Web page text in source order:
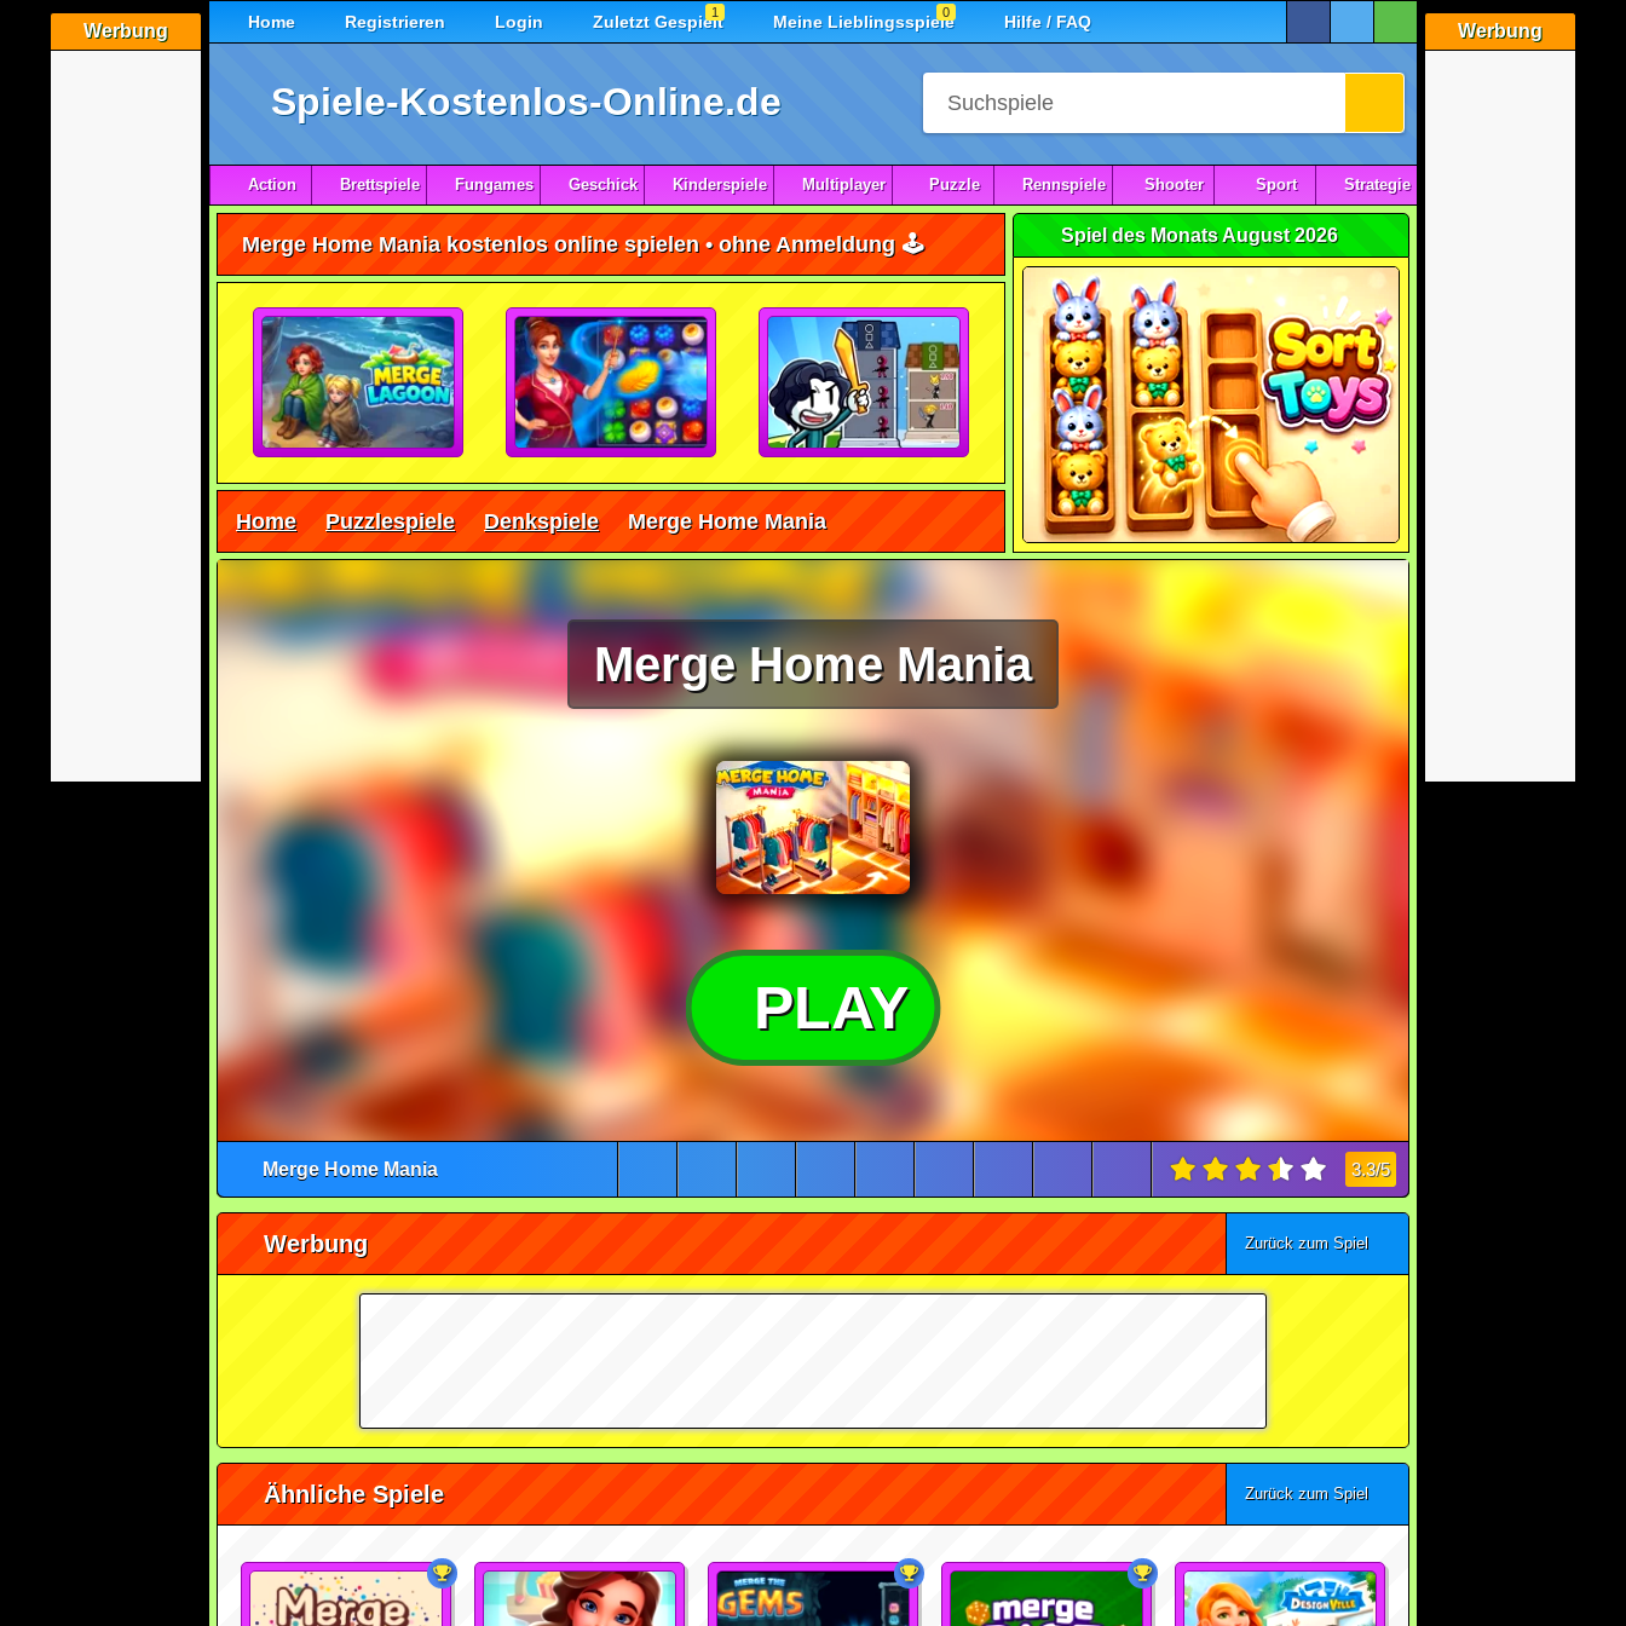
Werbung Werbung
Home Registrieren Login Zuletzt Gespielt
1 Meine Lieblingsspiele
0 Hilfe / FAQ
Spiele-Kostenlos-Online.de
Action Brettspiele Fungames Geschick Kinderspiele Multiplayer Puzzle Rennspiele Shooter Sport Strategie
Merge Home Mania kostenlos online spielen • ohne Anmeldung 🕹️
Home Puzzlespiele Denkspiele Merge Home Mania
Spiel des Monats August 2026
Merge Home Mania
PLAY
Merge Home Mania 3.3/5
Werbung Zurück zum Spiel
Ähnliche Spiele Zurück zum Spiel